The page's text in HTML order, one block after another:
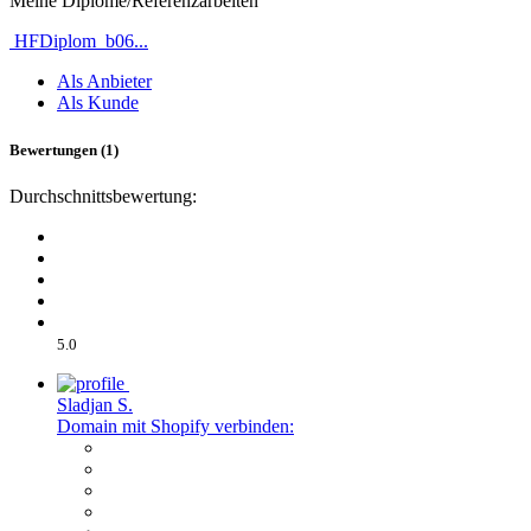
HFDiplom_b06...
Als Anbieter
Als Kunde
Bewertungen (1)
Durchschnittsbewertung:
5.0
Sladjan S.
Domain mit Shopify verbinden: